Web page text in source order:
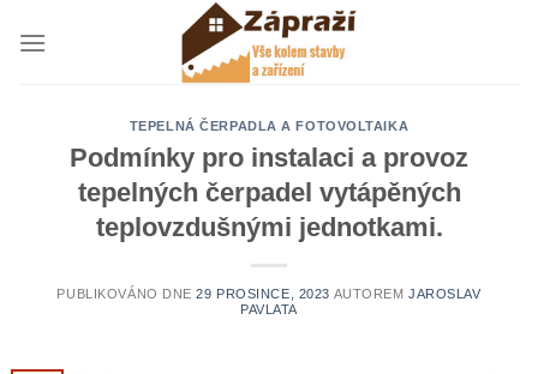
TEPELNÁ ČERPADLA A FOTOVOLTAIKA
Podmínky pro instalaci a provoz
tepelných čerpadel vytápěných
teplovzdušnými jednotkami.
PUBLIKOVÁNO DNE29 PROSINCE, 2023 AUTOREMJAROSLAV
PAVLATA